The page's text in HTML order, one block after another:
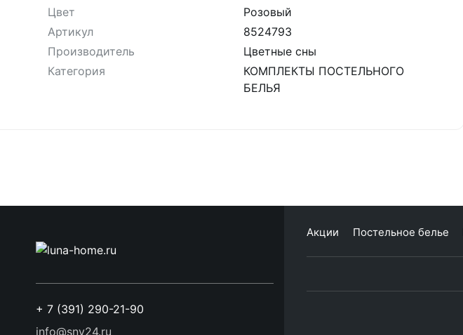
Цвет
Розовый
Артикул
8524793
Производитель
Цветные сны
Категория
КОМПЛЕКТЫ ПОСТЕЛЬНОГО
БЕЛЬЯ
+ 7 (391) 290-21-90
info@sny24.ru
Акции Постельное белье